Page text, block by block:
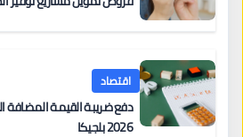
اقتصاد
دفع ضريبة القيمة المضافة
2026 بلجيكا